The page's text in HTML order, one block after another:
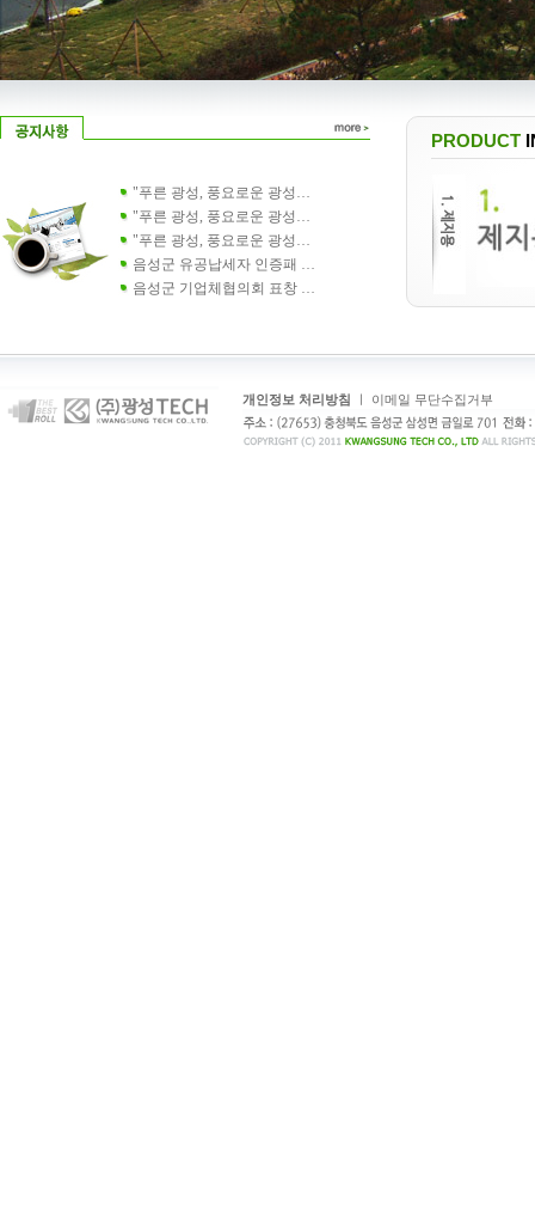
"푸른 광성, 풍요로운 광성…
"푸른 광성, 풍요로운 광성…
"푸른 광성, 풍요로운 광성…
음성군 유공납세자 인증패 …
음성군 기업체협의회 표창 …
PRODUCT
개인정보 처리방침 ㅣ 이메일 무단수집거부